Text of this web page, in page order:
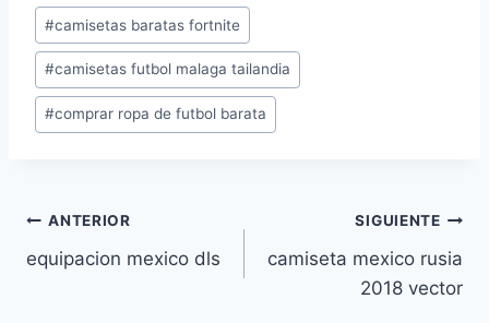
Etiquetas
de
la
entrada:
#camisetas baratas fortnite
#camisetas futbol malaga tailandia
#comprar ropa de futbol barata
Navegación
de
ANTERIOR
equipacion mexico dls
SIGUIENTE
camiseta mexico rusia
2018 vector